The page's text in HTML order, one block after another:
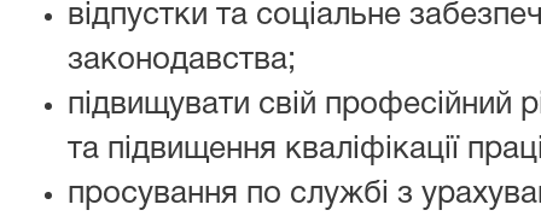
відпустки та соціальне
законодавства;
підвищувати свій професійний
та підвищення кваліфікації
просування по службі з